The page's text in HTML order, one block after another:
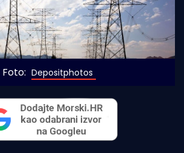
Foto: Depositphotos